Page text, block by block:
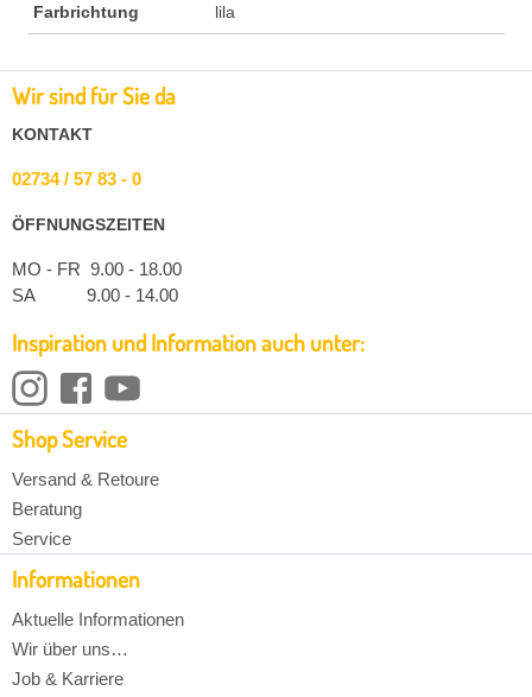
Farbrichtung lila
Wir sind für Sie da
KONTAKT
02734 / 57 83 - 0
ÖFFNUNGSZEITEN
MO - FR 9.00 - 18.00
SA 9.00 - 14.00
Inspiration und Information auch unter:
Shop Service
Versand & Retoure
Beratung
Service
Informationen
Aktuelle Informationen
Wir über uns…
Job & Karriere